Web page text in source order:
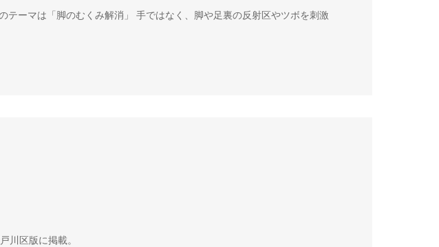
テーマは「脚のむくみ解消」 手ではなく、脚や足裏の反射区やツボを刺激
川区版に掲載。